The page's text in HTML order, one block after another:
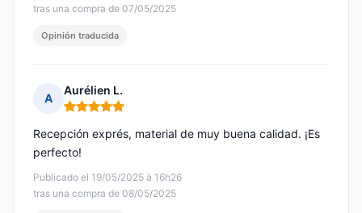
tras una compra de 07/05/2025
Opinión traducida
A
Aurélien L.
Nota: 5 de 5
Publicado el 19/05/2025 à 16h26
tras una compra de 08/05/2025
Recepción exprés, material de muy buena calidad. ¡Es
perfecto!